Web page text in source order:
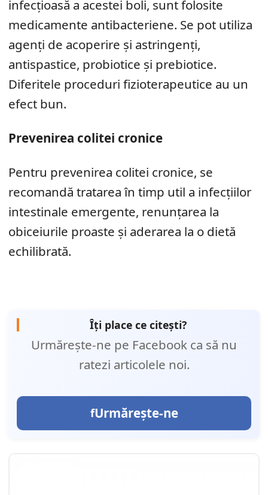
infecțioasă a acestei boli, sunt folosite
medicamente antibacteriene. Se pot utiliza
agenți de acoperire și astringenți,
antispastice, probiotice și prebiotice.
Diferitele proceduri fizioterapeutice au un
efect bun.
Prevenirea colitei cronice
Pentru prevenirea colitei cronice, se
recomandă tratarea în timp util a infecțiilor
intestinale emergente, renunțarea la
obiceiurile proaste și aderarea la o dietă
echilibrată.
Îți place ce citești?
Urmărește-ne pe Facebook ca să nu
ratezi articolele noi.
Urmărește-ne